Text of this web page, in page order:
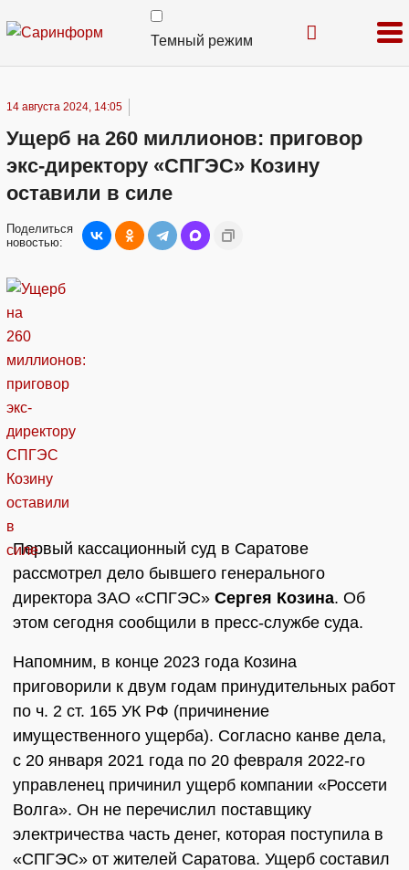
Темный режим
14 августа 2024, 14:05
Ущерб на 260 миллионов: приговор
экс-директору «СПГЭС» Козину
оставили в силе
Поделиться
новостью:
Первый кассационный суд в Саратове
рассмотрел дело бывшего генерального
директора ЗАО «СПГЭС» Сергея Козина. Об
этом сегодня сообщили в пресс-службе суда.
Напомним, в конце 2023 года Козина
приговорили к двум годам принудительных работ
по ч. 2 ст. 165 УК РФ (причинение
имущественного ущерба). Согласно канве дела,
с 20 января 2021 года по 20 февраля 2022-го
управленец причинил ущерб компании «Россети
Волга». Он не перечислил поставщику
электричества часть денег, которая поступила в
«СПГЭС» от жителей Саратова. Ущерб составил